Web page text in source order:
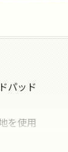
パッド
を使用